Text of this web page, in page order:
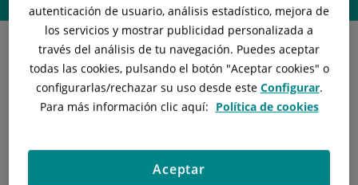
Consulti la nostraGuia d’Acollidaal pacient, per a
acompanyants.
autenticación de usuario, análisis estadístico, mejora de
los servicios y mostrar publicidad personalizada a
través del análisis de tu navegación. Puedes aceptar
todas las cookies, pulsando el botón "Aceptar cookies" o
configurarlas/rechazarsu uso desde este Configurar.
Para más información clic aquí: Política de cookies
Aceptar